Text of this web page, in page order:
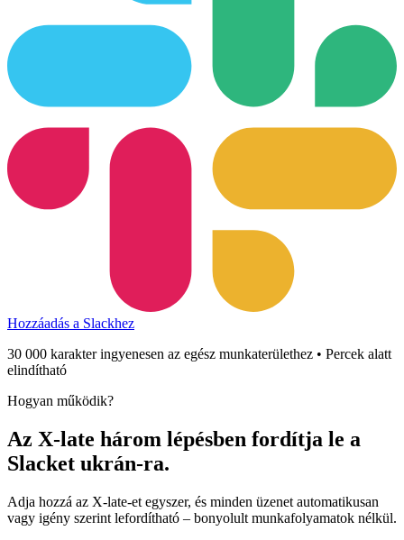
Hozzáadás a Slackhez
30 000 karakter ingyenesen az egész munkaterülethez • Percek alatt
elindítható
Hogyan működik?
Az X-late három lépésben fordítja le a
Slacket ukrán-ra.
Adja hozzá az X-late-et egyszer, és minden üzenet automatikusan
vagy igény szerint lefordítható – bonyolult munkafolyamatok nélkül.